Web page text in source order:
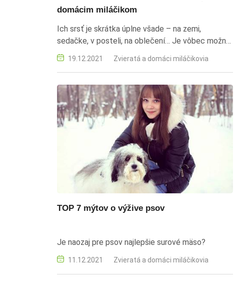
domácim miláčikom
Ich srsť je skrátka úplne všade – na zemi,
sedačke, v posteli, na oblečení… Je vôbec možné
tomu zabrániť?
19.12.2021 Zvieratá a domáci miláčikovia
TOP 7 mýtov o výžive psov
Je naozaj pre psov najlepšie surové mäso?
11.12.2021 Zvieratá a domáci miláčikovia